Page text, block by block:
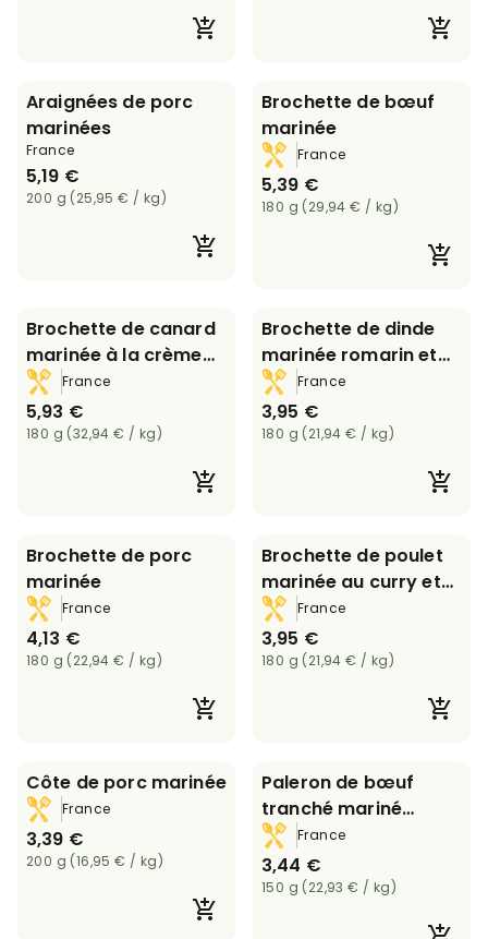
Araignées de porc
marinées
France
5,19 €
200 g (25,95 € / kg)
Brochette de bœuf
marinée
France
5,39 €
180 g (29,94 € / kg)
Brochette de canard
marinée à la crème
de girolles
France
5,93 €
180 g (32,94 € / kg)
Brochette de dinde
marinée romarin et
citronFrance
3,95 €
180 g (21,94 € / kg)
Brochette de porc
marinée
France
4,13 €
180 g (22,94 € / kg)
Brochette de poulet
marinée au curry et
gingembre
France
3,95 €
180 g (21,94 € / kg)
Côte de porc marinée
France
3,39 €
200 g (16,95 € / kg)
Paleron de bœuf
tranché mariné
barbecue
France
3,44 €
150 g (22,93 € / kg)